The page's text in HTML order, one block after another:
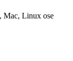
Mac, Linux ose